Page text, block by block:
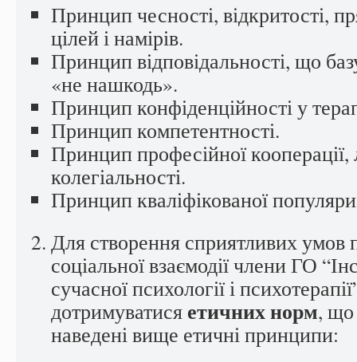
Принцип чесності, відкритості,
цілей і намірів.
Принцип відповідальності, що
«не нашкодь».
Принцип конфіденційності у
Принцип компетентності.
Принцип професійної кооперації,
колегіальності.
Принцип кваліфікованої
Для створення сприятливих умов
соціальної взаємодії члени ГО
сучасної психології і
дотримуватися етичних норм, що
наведені вище етичні принципи: